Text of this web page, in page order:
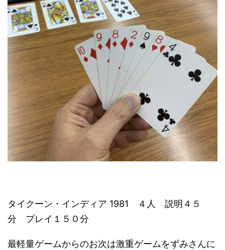
タイクーン・インディア 1981 ４人 説明４５
分 プレイ１５０分
最軽量ゲームからのお次は激重ゲームをずみさんに